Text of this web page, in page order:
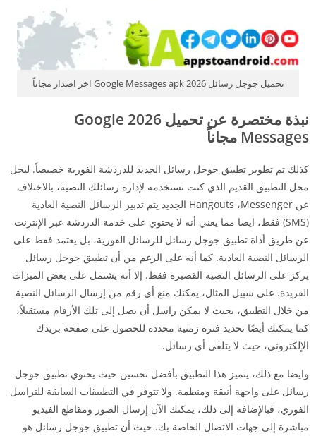
تحميل جوجل رسائل 2026 Google Messages apk اخر اصدار مجاناً
نبذة مختصرة عن تحميل 2026 Google
Messages مجاناً
كذلك تم تطوير تطبيق جوجل رسائل الجديد للدردشة الفورية خصيصاً. ليحل
محل التطبيق القديم الذي كنت تستخدمه لإدارة رسائلك النصية، بالاختلاف
عن Hangouts ،Messenger الجديد يتم تدبير الرسائل النصية العادية
(SMS) فقط، ايضا مما يعني أنه لا يحتوي على خدمة الدردشة عبر الإنترنت
عن طريق أداة تطبيق جوجل رسائل للرسائل الفورية، بل يعتمد فقط على
الرسائل النصية العادية. كما أنه على الرغم من أن تطبيق جوجل رسائل
يركز على الرسائل النصية القصيرة فقط. إلا أنه يشتمل على بعض الميزات
الفريدة. على سبيل المثال، يمكنك منع أي رقم من إرسال الرسائل النصية
من خلال التطبيق، بحيث لا يمكن راسل أن يصل إلى تلك الأرقام مستقبلاً،
كما يمكنك أيضًا تحديد فترة زمنية محددة للحصول على صفحة بريدك
الإلكتروني، حيث لا يتلقى أي رسائل.
وايضا مع ذلك، يتميز هذا التطبيق بأفضل تحسين حيث يحتوي تطبيق جوجل
رسائل على واجهة أنيقة ومنظمة. ولا تتوفر في التطبيقات السابقة للتراسل
الفوري، فبالإضافة إلى ذلك، يمكنك الآن إرسال الصور ومقاطع الفيديو
مباشرة إلى جهات الاتصال الخاصة بك. حيث أن تطبيق جوجل رسائل هو